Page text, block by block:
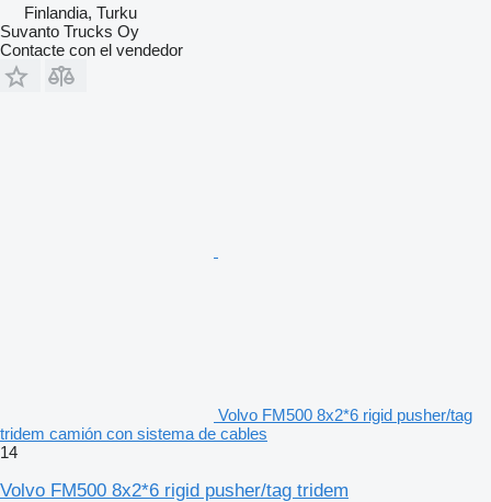
Finlandia, Turku
Suvanto Trucks Oy
Contacte con el vendedor
Volvo FM500 8x2*6 rigid pusher/tag
tridem camión con sistema de cables
14
Volvo FM500 8x2*6 rigid pusher/tag tridem